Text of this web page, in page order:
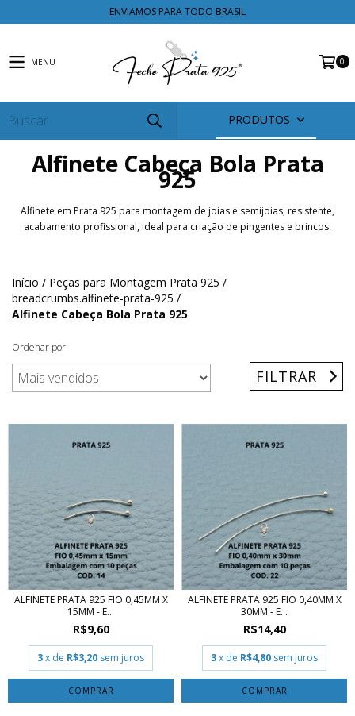
ENVIAMOS PARA TODO BRASIL
MENU 0
PRODUTOS
Alfinete Cabeça Bola Prata
925
Alfinete em Prata 925 para montagem de joias e semijoias, resistente,
acabamento profissional, ideal para criação de pingentes e brincos.
Início / Peças para Montagem Prata 925 /
breadcrumbs.alfinete-prata-925 /
Alfinete Cabeça Bola Prata 925
Ordenar por
FILTRAR
ALFINETE PRATA 925 FIO 0,45MM X
15MM - E...
R$9,60
3x de R$3,20 sem juros
ALFINETE PRATA 925 FIO 0,40MM X
30MM - E...
R$14,40
3x de R$4,80 sem juros